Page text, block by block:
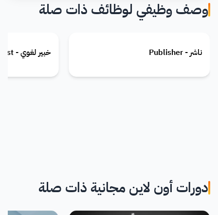
وصف وظيفي لوظائف ذات صلة
ناشر - Publisher خبير لغوي - Linguist
دورات أون لاين مجانية ذات صلة